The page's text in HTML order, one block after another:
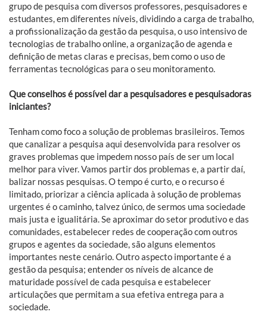
grupo de pesquisa com diversos professores, pesquisadores e
estudantes, em diferentes níveis, dividindo a carga de trabalho,
a profissionalização da gestão da pesquisa, o uso intensivo de
tecnologias de trabalho online, a organização de agenda e
definição de metas claras e precisas, bem como o uso de
ferramentas tecnológicas para o seu monitoramento.
Que conselhos é possível dar a pesquisadores e pesquisadoras
iniciantes?
Tenham como foco a solução de problemas brasileiros. Temos
que canalizar a pesquisa aqui desenvolvida para resolver os
graves problemas que impedem nosso país de ser um local
melhor para viver. Vamos partir dos problemas e, a partir daí,
balizar nossas pesquisas. O tempo é curto, e o recurso é
limitado, priorizar a ciência aplicada à solução de problemas
urgentes é o caminho, talvez único, de sermos uma sociedade
mais justa e igualitária. Se aproximar do setor produtivo e das
comunidades, estabelecer redes de cooperação com outros
grupos e agentes da sociedade, são alguns elementos
importantes neste cenário. Outro aspecto importante é a
gestão da pesquisa; entender os níveis de alcance de
maturidade possível de cada pesquisa e estabelecer
articulações que permitam a sua efetiva entrega para a
sociedade.